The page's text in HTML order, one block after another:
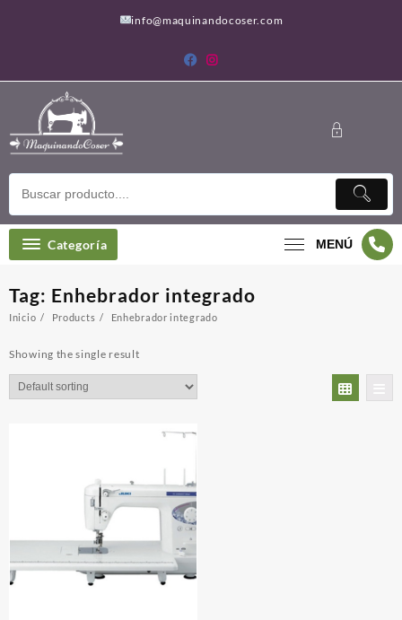
info@maquinandocoser.com
Categoría MENÚ
Tag: Enhebrador integrado
Inicio Products Enhebrador integrado
Showing the single result